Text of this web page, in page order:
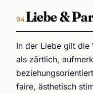
Liebe &
In der Liebe gilt die
als zärtlich,
faire, ästhetisch